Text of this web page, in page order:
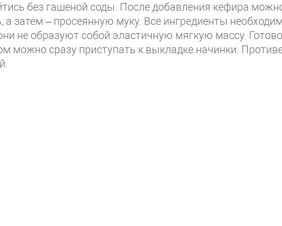
без гашеной соды. После добавления кефира
затем – просеянную муку. Все ингредиенты
не образуют собой эластичную мягкую массу.
можно сразу приступать к выкладке начинки.